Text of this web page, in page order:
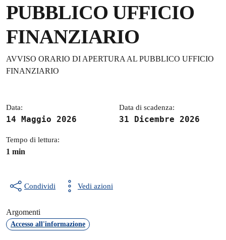
PUBBLICO UFFICIO
FINANZIARIO
Dettagli della notizia
AVVISO ORARIO DI APERTURA AL PUBBLICO UFFICIO
FINANZIARIO
Data:
14 Maggio 2026
Data di scadenza:
31 Dicembre 2026
Tempo di lettura:
1 min
Condividi Vedi azioni
Argomenti
Accesso all'informazione